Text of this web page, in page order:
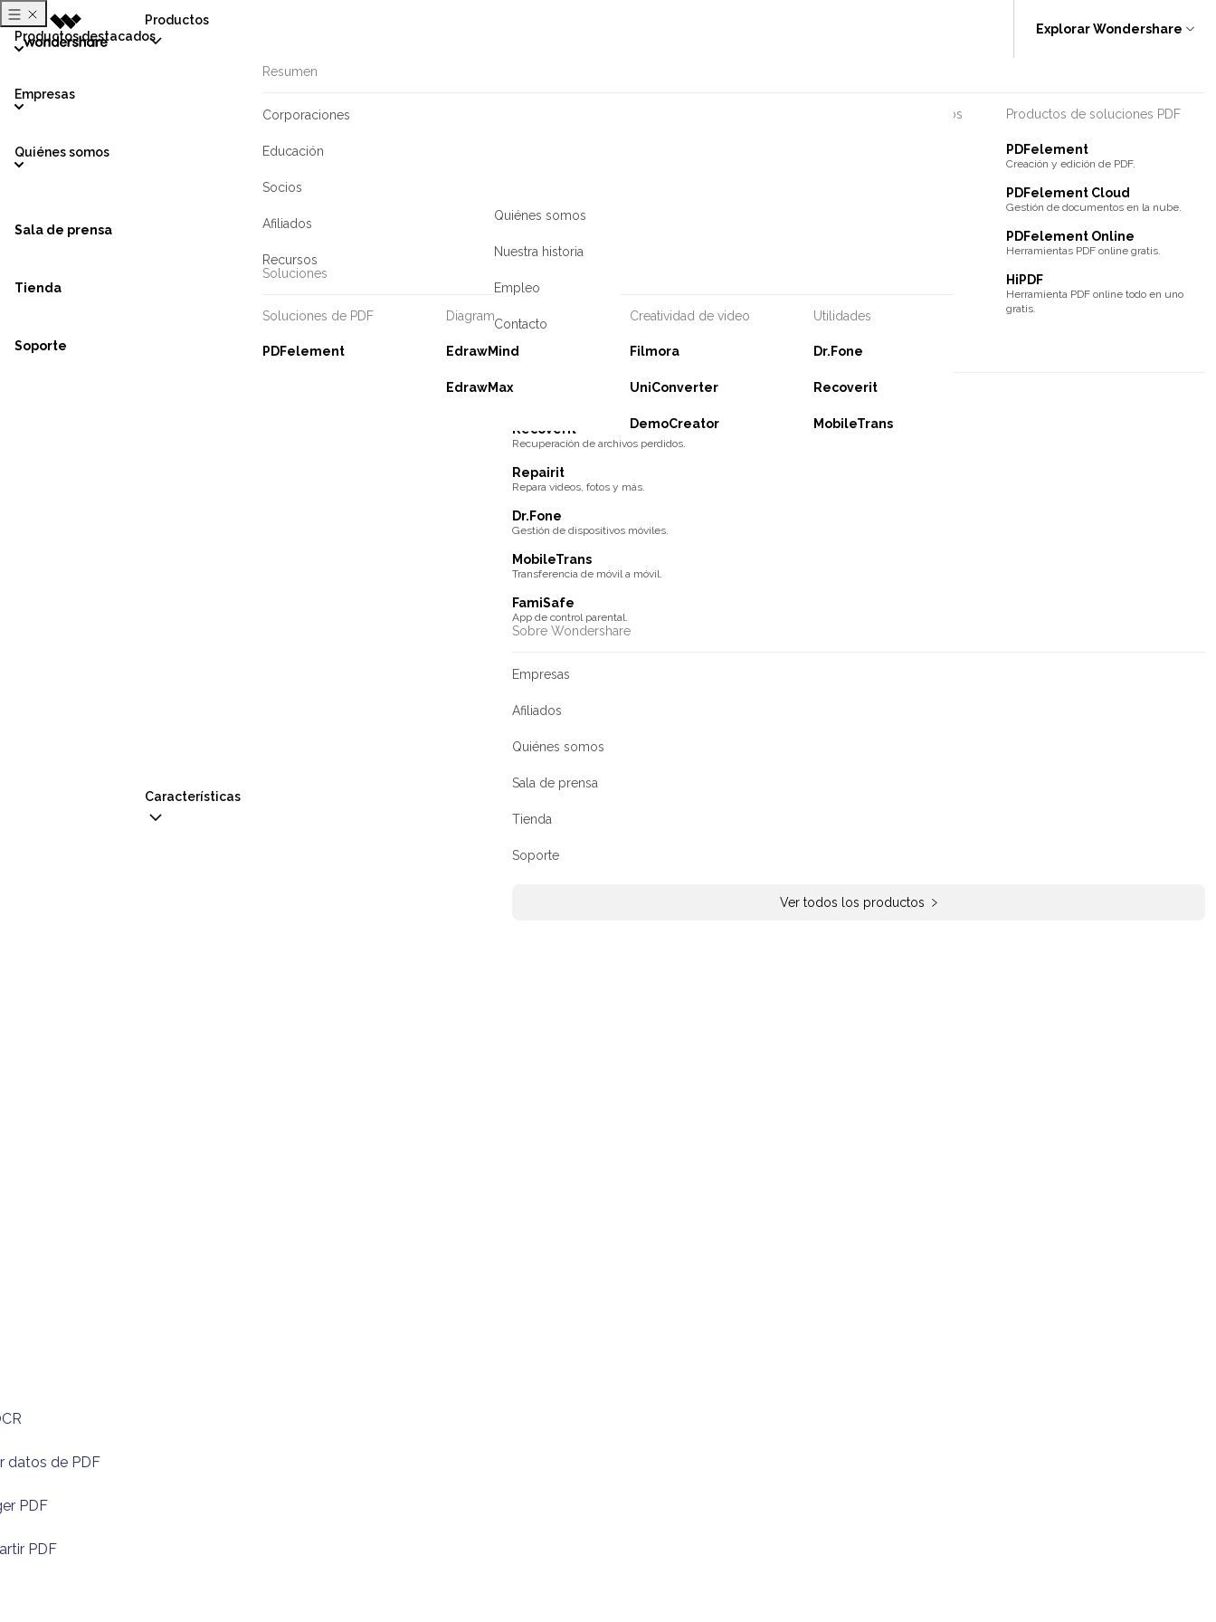
Productos destacados
ToMoviee AI
Estudio creativo con IA todo en uno.
UniConverter
velocidad.
Generador de video, imágenes y música
Productos de diagramas y gráficos Productos de soluciones PDF
PDFelement
Creación y edición de PDF.
PDFelement Cloud
Gestión de documentos en la nube.
PDFelement Online
Herramientas PDF online gratis.
HiPDF
Herramienta PDF online todo en uno
gratis.
Utilidades
Productos de utilidades
Recoverit
Recuperación de archivos perdidos.
Repairit
Repara videos, fotos y más.
Dr.Fone
Gestión de dispositivos móviles.
MobileTrans
Transferencia de móvil a móvil.
FamiSafe
App de control parental.
Sobre Wondershare
Empresas
Afiliados
Quiénes somos
Sala de prensa
Tienda
Soporte
Ver todos los productos
Empresas
Resumen
Corporaciones
Educación
Socios
Afiliados
Recursos
Soluciones
Soluciones de PDF
PDFelement
Diagramas y gráficos
EdrawMind
EdrawMax
Creatividad de video
Filmora
UniConverter
DemoCreator
Utilidades
Dr.Fone
Recoverit
MobileTrans
Quiénes somos
Quiénes somos
Nuestra historia
Empleo
Contacto
Sala de prensa
Tienda
Soporte
Explorar Wondershare
Productos
Características
datos de PDF
PDF
PDF